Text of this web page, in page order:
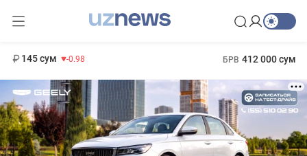
145 сум -0.98 БРВ 412 000 сум